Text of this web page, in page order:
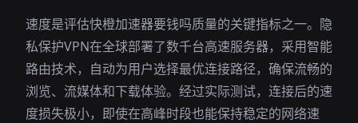
速度是评估快橙加速器要钱吗质量的关键指标之一。隐
私保护VPN在全球部署了数千台高速服务器，采用智能
路由技术，自动为用户选择最优连接路径，确保流畅的
浏览、流媒体和下载体验。经过实际测试，连接后的速
度损失极小，即使在高峰时段也能保持稳定的网络速